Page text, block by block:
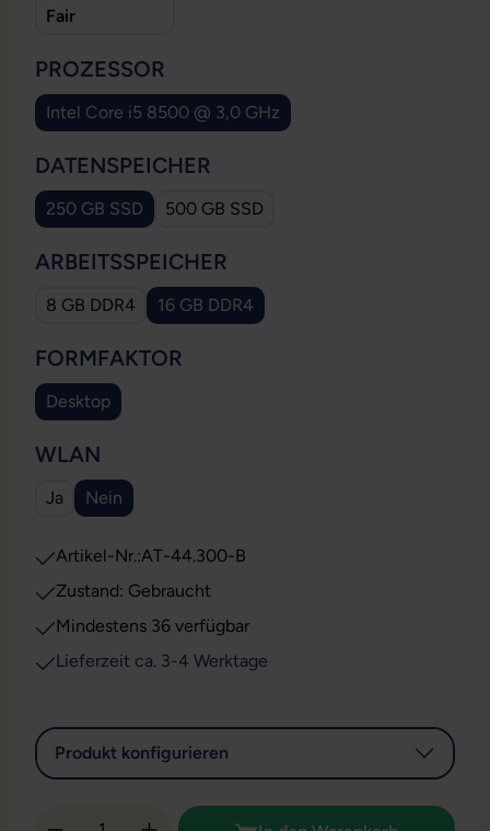
Fair
PROZESSOR
Intel Core i5 8500 @ 3,0 GHz
DATENSPEICHER
250 GB SSD 500 GB SSD
ARBEITSSPEICHER
8 GB DDR4 16 GB DDR4
FORMFAKTOR
Desktop
WLAN
Ja Nein
Artikel-Nr.:AT-44.300-B
Zustand: Gebraucht
Mindestens 36 verfügbar
Lieferzeit ca. 3-4 Werktage
Produkt konfigurieren
Produkt Anzahl: Gib den gewünschten